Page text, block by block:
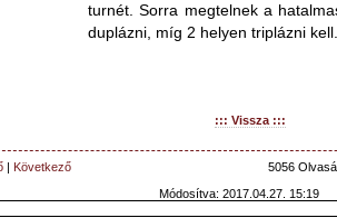
turnét. Sorra megtelnek a
duplázni, míg 2 helyen triplázni kell.
::: Vissza :::
| Következő
5056
Módosítva: 2017.04.27. 15:19